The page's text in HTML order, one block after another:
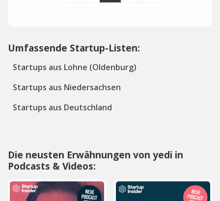
Umfassende Startup-Listen:
Startups aus Lohne (Oldenburg)
Startups aus Niedersachsen
Startups aus Deutschland
Die neusten Erwähnungen von yedi in
Podcasts & Videos: